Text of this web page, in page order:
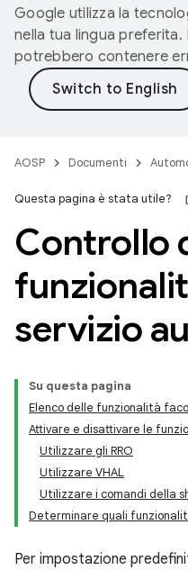
Google utilizza la
nella tua lingua
potrebbero contenere
AOSP Documenti
Questa pagina è stata utile?
Controllo
servizio
Su questa pagina
Elenco delle funzionalità
Attivare e disattivare le
Utilizzare gli RRO
Utilizzare VHAL
Utilizzare i comandi della
Determinare quali
Per impostazione